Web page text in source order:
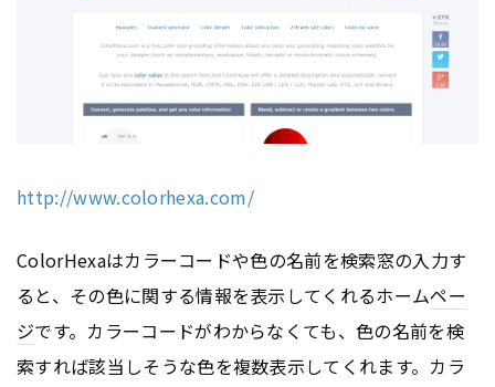
http://www.colorhexa.com/
ColorHexaはカラーコードや色の名前を検索窓の入力す
ると、その色に関する情報を表示してくれるホームペー
ジです。カラーコードがわからなくても、色の名前を検
索すれば該当しそうな色を複数表示してくれます。カラ